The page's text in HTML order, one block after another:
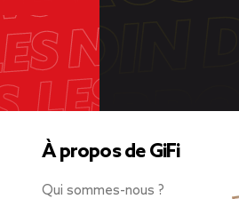
À propos de GiFi
Qui sommes-nous ?